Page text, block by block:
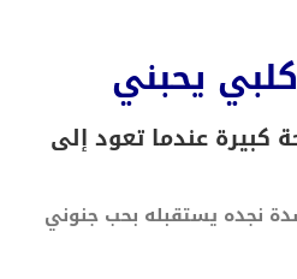
يحبني
كبيرة عندما تعود إلى
نجده يستقبله بحب جنوني